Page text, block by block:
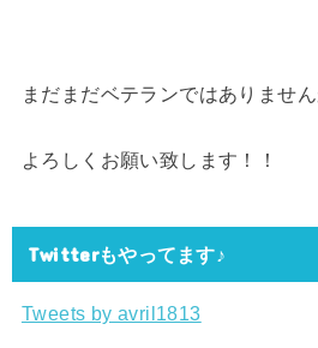
まだまだベテランではありませ
よろしくお願い致します！！
Twitterもやってます♪
Tweets by avril1813